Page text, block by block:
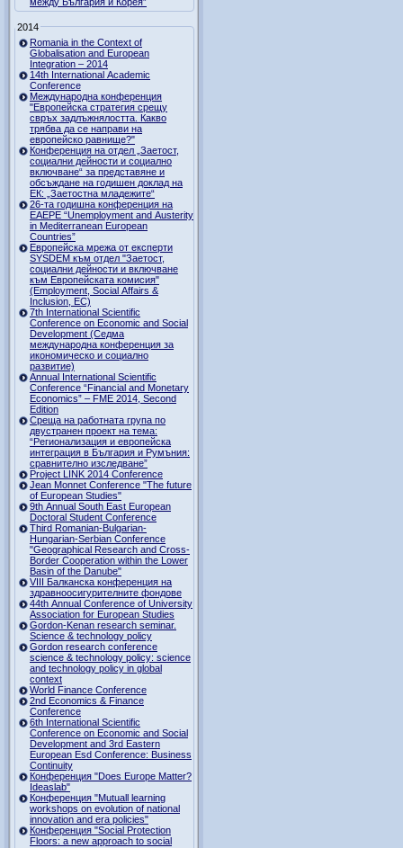
2014
Romania in the Context of
Globalisation and European
Integration – 2014
14th International Academic
Conference
Международна конференция
"Европейска стратегия срещу
свръх задлъжнялостта. Какво
трябва да се направи на
европейско равнище?"
Конференция на отдел „Заетост,
социални дейности и социално
включване“ за представяне и
обсъждане на годишен доклад на
ЕК: „Заетостна младежите“
26-та годишна конференция на
EAEPE “Unemployment and Austerity
in Mediterranean European
Countries”
Eвропейска мрежа от експерти
SYSDEM към отдел "Заетост,
социални дейности и включване
към Европейската комисия"
(Employment, Social Affairs &
Inclusion, ЕС)
7th International Scientific
Conference on Economic and Social
Development (Седма
международна конференция за
икономическо и социално
развитие)
Annual International Scientific
Conference “Financial and Monetary
Economics” – FME 2014, Second
Edition
Среща на работната група по
двустранен проект на тема:
“Регионализация и европейска
интеграция в България и Румъния:
сравнително изследване”
Project LINK 2014 Conference
Jean Monnet Conference "The future
of European Studies"
9th Annual South East European
Doctoral Student Conference
Third Romanian-Bulgarian-
Hungarian-Serbian Conference
"Geographical Research and Cross-
Border Cooperation within the Lower
Basin of the Danube"
VIII Балканска конференция на
здравноосигурителните фондове
44th Annual Conference of University
Association for European Studies
Gordon-Kenan research seminar.
Science & technology policy
Gordon research сonference
science & technology policy: science
and technology policy in global
context
World Finance Conference
2nd Economics & Finance
Conference
6th International Scientific
Conference оn Economic and Social
Development and 3rd Eastern
European Esd Conference: Business
Continuity
Конференция "Does Europe Matter?
Ideaslab"
Конференция "Mutuall learning
workshops on evolution of national
innovation and era policies"
Конференция "Social Protection
Floors: a new approach to social